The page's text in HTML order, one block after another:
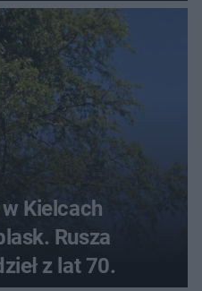
Kielcach
Rusza
z lat 70.